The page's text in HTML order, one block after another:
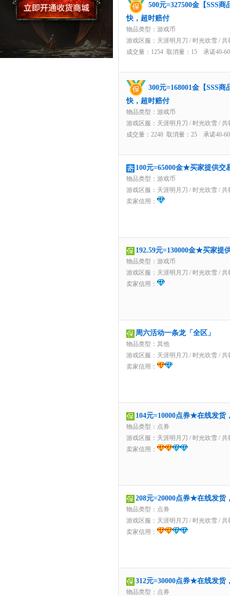
500元=327500金【SSS
快，超时赔付
物品类型：游戏币
游戏区服： 天涯明月刀 / 时光吹雪 / 共
成交量：1254 取消量：15 承诺40-
300元=168001金【SSS
快，超时赔付
物品类型：游戏币
游戏区服： 天涯明月刀 / 时光吹雪 / 共
成交量：2248 取消量：25 承诺40-
100元=65000金★买家提供
物品类型：游戏币
游戏区服： 天涯明月刀 / 时光吹雪 / 共
卖家信用：
192.59元=130000金★买家提
物品类型：游戏币
游戏区服： 天涯明月刀 / 时光吹雪 / 共
卖家信用：
周六活动一条龙「全区」
物品类型：其他
游戏区服： 天涯明月刀 / 时光吹雪 / 共
卖家信用：
104元=10000点券★在线发
物品类型：点券
游戏区服： 天涯明月刀 / 时光吹雪 / 共
卖家信用：
208元=20000点券★在线发
物品类型：点券
游戏区服： 天涯明月刀 / 时光吹雪 / 共
卖家信用：
312元=30000点券★在线发
物品类型：点券